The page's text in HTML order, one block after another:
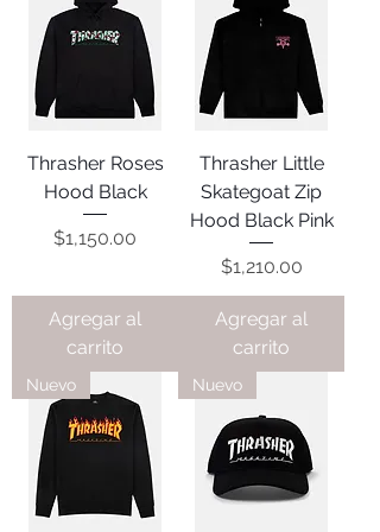
Thrasher Roses
Hood Black
Precio
$1,150.00
Agregar al
carrito
Thrasher Little
Skategoat Zip
Hood Black Pink
Precio
$1,210.00
Agregar al
carrito
Nuevo Nuevo